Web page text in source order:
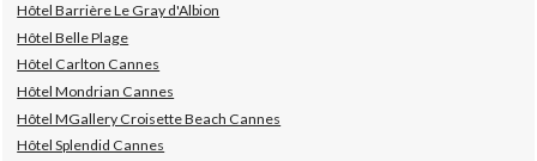
Hôtel Barrière Le Gray d'Albion
Hôtel Belle Plage
Hôtel Carlton Cannes
Hôtel Mondrian Cannes
Hôtel MGallery Croisette Beach Cannes
Hôtel Splendid Cannes